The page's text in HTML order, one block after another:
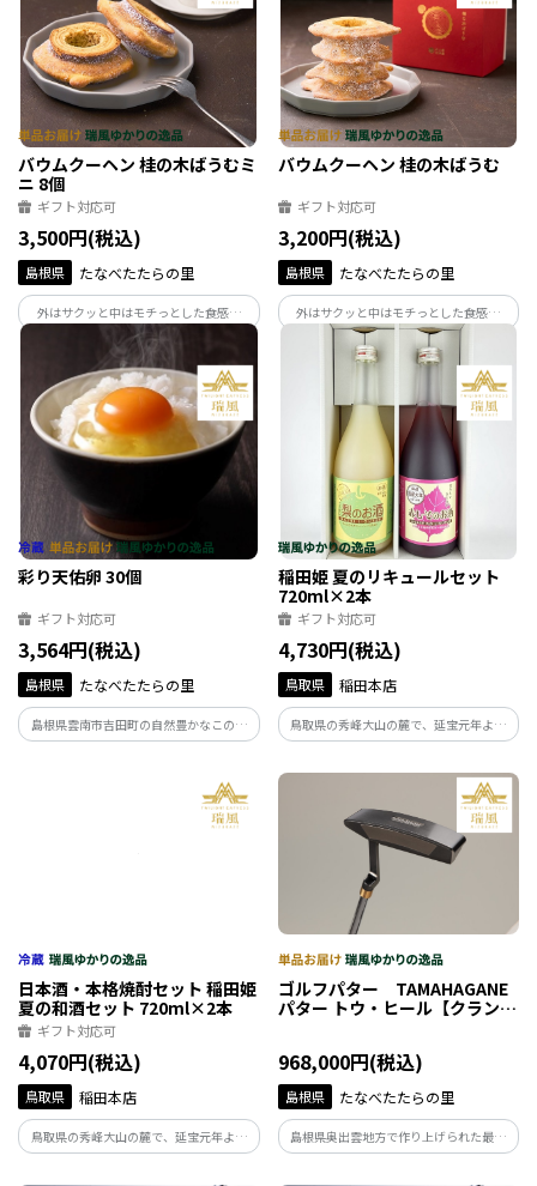
バウムクーヘン 桂の木ばうむミ
ニ 8個
ギフト対応可
3,500円(税込)
島根県 たなべたたらの里
外はサクッと中はモチっとした食感、
「彩り天佑卵」ならではのコクと旨味、
発酵バターの豊かな風味、独創的なフォ
ルムで人気の高いバームクーヘンの小型
版です。
バウムクーヘン 桂の木ばうむ
ギフト対応可
3,200円(税込)
島根県 たなべたたらの里
外はサクッと中はモチっとした食感、
「彩り天佑卵」ならではのコクと旨味、
発酵バターの豊かな風味、独創的なフォ
ルムで大人気のバームクーヘンです。
彩り天佑卵 30個
ギフト対応可
3,564円(税込)
島根県 たなべたたらの里
島根県雲南市吉田町の自然豊かなこの土
地で平飼いによって鶏さん達を育ててい
飼い八雲鶏 』 の卵はまろやかなコクとう
ま味がお楽しみいただけます。
稲田姫 夏のリキュールセット
720ml×2本
ギフト対応可
4,730円(税込)
鳥取県 稲田本店
鳥取県の秀峰大山の麓で、延宝元年より
酒造りを行っている稲田本店が造った梨
のリキュールと赤しそエキスを贅沢に使
用した爽やかな飲み口の赤しそリキュー
ルのセットです。
日本酒・本格焼酎セット 稲田姫
夏の和酒セット 720ml×2本
ギフト対応可
4,070円(税込)
鳥取県 稲田本店
鳥取県の秀峰大山の麓で、延宝元年より
酒造りを行っている稲田本店が造った純
ゴルフパター TAMAHAGANE
パター トウ・ヒール【クラン
968,000円(税込)
島根県 たなべたたらの里
島根県奥出雲地方で作り上げられた最高
級の”玉鋼鋼材”は、日本屈指のパター職